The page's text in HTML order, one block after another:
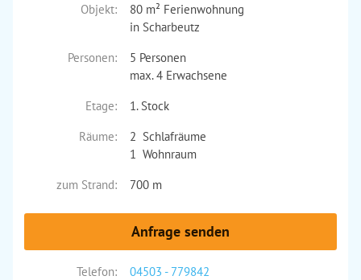
Objekt:
80 m² Ferienwohnung
in Scharbeutz
Personen:
5 Personen
max. 4 Erwachsene
Etage:
1. Stock
Räume:
2 Schlafräume
1 Wohnraum
zum Strand:
700 m
Anfrage senden
Telefon:
04503 - 779842